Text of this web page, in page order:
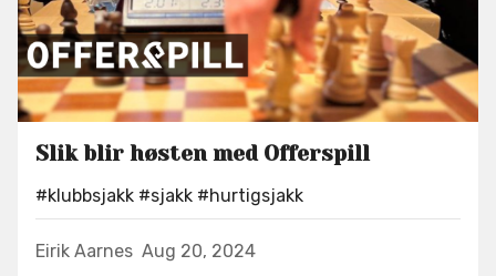
Slik blir høsten med Offerspill
#klubbsjakk #sjakk #hurtigsjakk
Eirik Aarnes Aug 20, 2024